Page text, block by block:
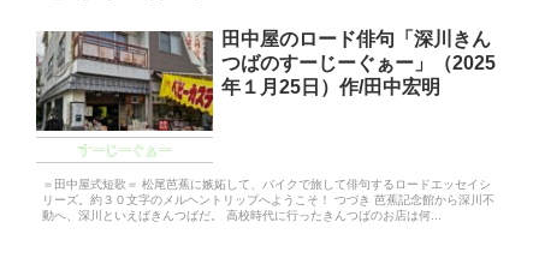
すーじーぐぁー
田中屋のロード俳句「深川きん
つばのすーじーぐぁー」（2025
年１月25日）作/田中宏明
＝田中屋式短歌＝ 松尾芭蕉に嫉妬して、バイクで旅して俳句するロードエッセイシ
リーズ。約３０文字のメルヘントリップへようこそ！ つづき 芭蕉記念館から深川不
動へ、深川といえばきんつばだ。 高校時代に行ったきんつばのお店は何...